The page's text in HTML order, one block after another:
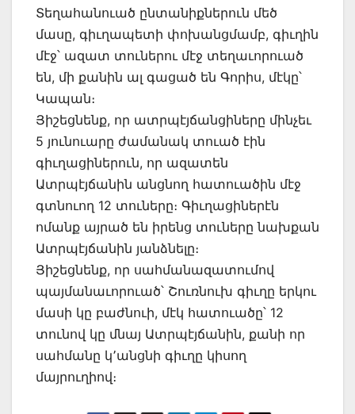
Տեղահանուած ընտանիքներուն մեծ
մասը, գիւղապետի փոխանցմամբ, գիւղին
մէջ՝ ազատ տուներու մէջ տեղաւորուած
են, մի քանին ալ գացած են Գորիս, մէկը՝
Կապան։
Յիշեցնենք, որ ատրպէյճանցիները մինչեւ
5 յունուարը ժամանակ տուած էին
գիւղացիներուն, որ ազատեն
Ատրպէյճանին անցնող հատուածին մէջ
գտնուող 12 տուները։ Գիւղացիներէն
ոմանք այրած են իրենց տուները նախքան
Ատրպէյճանին յանձնելը։
Յիշեցնենք, որ սահմանազատումով
պայմանաւորուած՝ Շուռնուխ գիւղը երկու
մասի կը բաժնուի, մէկ հատուածը՝ 12
տունով կը մնայ Ատրպէյճանին, քանի որ
սահմանը կ՚անցնի գիւղը կիսող
մայրուղիով։